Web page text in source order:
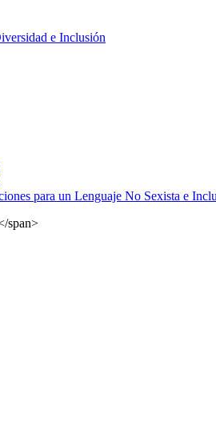
e Inclusión
para un Lenguaje No Sexista e
span>